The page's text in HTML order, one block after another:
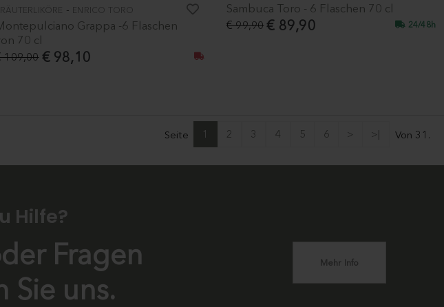
- ENRICO TORO
Grappa -6 Flaschen
70 cl
€ 98,10
109,00
Sambuca Toro - 6 Flaschen 70 cl
€ 89,90
€ 99,90 24/48h
Seite 1 2 3 4 5 6 > >| Von 31.
Hilfe?
Fragen
Sie uns.
Mehr Info